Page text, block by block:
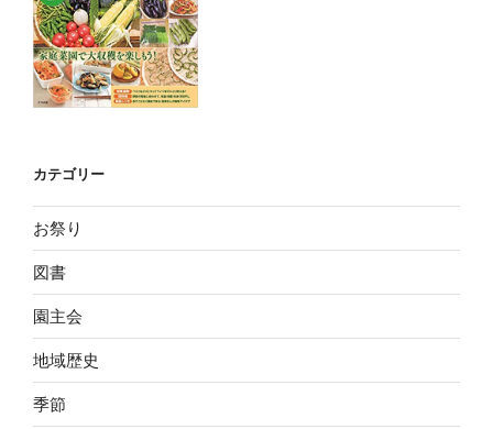
カテゴリー
お祭り
図書
園主会
地域歴史
季節